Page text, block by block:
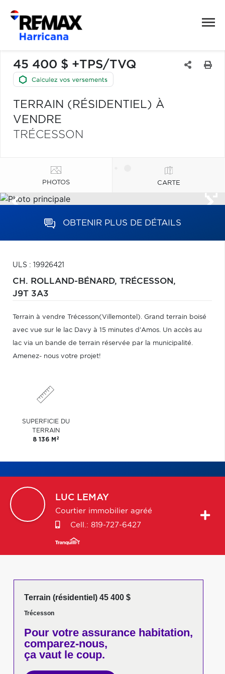
45 400 $ +TPS/TVQ
TERRAIN (RÉSIDENTIEL) À
VENDRE
TRÉCESSON
PHOTOS CARTE
OBTENIR PLUS DE DÉTAILS
ULS : 19926421
CH. ROLLAND-BÉNARD, TRÉCESSON,
J9T 3A3
Terrain à vendre Trécesson(Villemontel). Grand terrain boisé
avec vue sur le lac Davy à 15 minutes d'Amos. Un accès au
lac via un bande de terrain réservée par la municipalité.
Amenez- nous votre projet!
SUPERFICIE DU
TERRAIN
8 136 M 2
LUC LEMAY
Courtier immobilier agréé
Cell.: 819-727-6427
Terrain (résidentiel) 45 400 $
Trécesson
Pour votreassurance habitation,
comparez-nous,
ça vaut le coup.